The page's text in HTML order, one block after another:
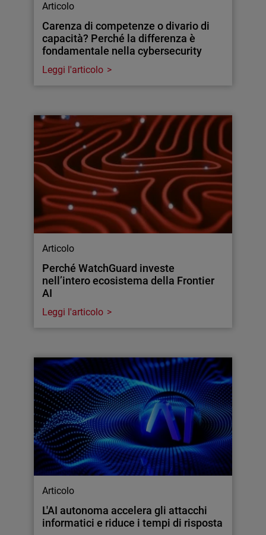
Articolo
Carenza di competenze o divario di
capacità? Perché la differenza è
fondamentale nella cybersecurity
Leggi l'articolo
Articolo
Perché WatchGuard investe
nell’intero ecosistema della Frontier
AI
Leggi l'articolo
Articolo
L'AI autonoma accelera gli attacchi
informatici e riduce i tempi di risposta